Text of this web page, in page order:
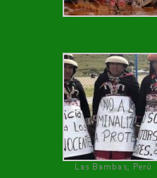
Las Bambas, Perú